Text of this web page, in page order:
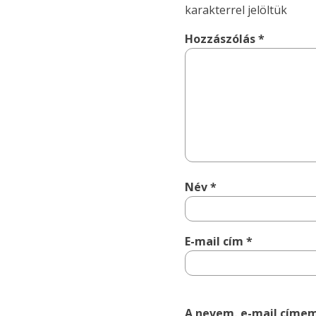
karakterrel jelöltük
Hozzászólás*
Név*
E-mail cím*